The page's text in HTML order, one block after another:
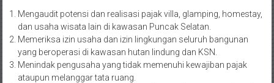
Mengaudit potensi dan realisasi pajak villa, glamping, homestay,
dan usaha wisata lain di kawasan Puncak Selatan.
Memeriksa izin usaha dan izin lingkungan seluruh bangunan
yang beroperasi di kawasan hutan lindung dan KSN.
Menindak pengusaha yang tidak memenuhi kewajiban pajak
ataupun melanggar tata ruang.